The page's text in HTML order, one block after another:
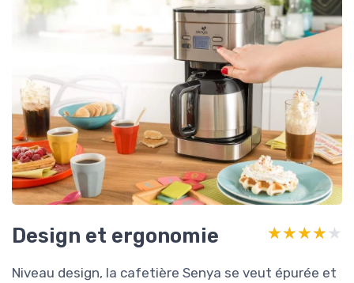
Design et ergonomie ★★★★★
★★★★★
Niveau design, la cafetière Senya se veut épurée et